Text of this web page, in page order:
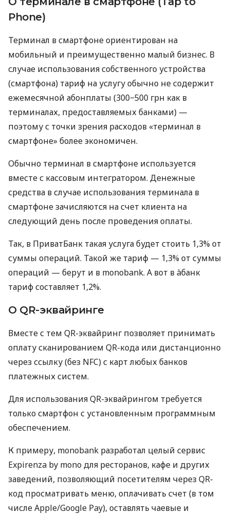
Phone)
Терминал в смартфоне ориентирован на
мобильный и преимущественно малый бизнес. В
случае использования собственного устройства
(смартфона) тариф на услугу обычно не содержит
ежемесячной абонплаты (300−500 грн как в
терминалах, предоставляемых банками) —
поэтому с точки зрения расходов «терминал в
смартфоне» более экономичен.
Обычно терминал в смартфоне используется
вместе с кассовым интегратором. Денежные
средства в случае использования терминала в
смартфоне зачисляются на счет клиента на
следующий день после проведения оплаты.
Так, в ПриватБанк такая услуга будет стоить 1,3% от
суммы операций. Такой же тариф — 1,3% от суммы
операций — берут и в monobank. А вот в àбанк
тариф составляет 1,2%.
О QR-эквайринге
Вместе с тем QR-эквайринг позволяет принимать
оплату сканированием QR-кода или дистанционно
через ссылку (без NFC) с карт любых банков
платежных систем.
Для использования QR-эквайрингом требуется
только смартфон с установленным программным
обеспечением.
К примеру, monobank разработал целый сервис
Expirenza by mono для ресторанов, кафе и других
заведений, позволяющий посетителям через QR-
код просматривать меню, оплачивать счет (в том
числе Apple/Google Pay), оставлять чаевые и